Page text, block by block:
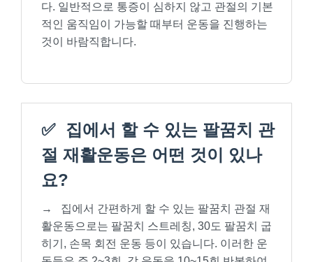
다. 일반적으로 통증이 심하지 않고 관절의 기본
적인 움직임이 가능할 때부터 운동을 진행하는
것이 바람직합니다.
✅ 집에서 할 수 있는 팔꿈치 관
절 재활운동은 어떤 것이 있나
요?
→
집에서 간편하게 할 수 있는 팔꿈치 관절 재
활운동으로는 팔꿈치 스트레칭, 30도 팔꿈치 굽
히기, 손목 회전 운동 등이 있습니다. 이러한 운